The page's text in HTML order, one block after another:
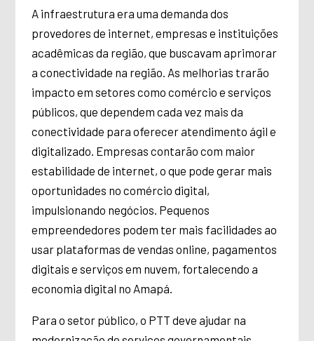
A infraestrutura era uma demanda dos
provedores de internet, empresas e instituições
acadêmicas da região, que buscavam aprimorar
a conectividade na região. As melhorias trarão
impacto em setores como comércio e serviços
públicos, que dependem cada vez mais da
conectividade para oferecer atendimento ágil e
digitalizado. Empresas contarão com maior
estabilidade de internet, o que pode gerar mais
oportunidades no comércio digital,
impulsionando negócios. Pequenos
empreendedores podem ter mais facilidades ao
usar plataformas de vendas online, pagamentos
digitais e serviços em nuvem, fortalecendo a
economia digital no Amapá.
Para o setor público, o PTT deve ajudar na